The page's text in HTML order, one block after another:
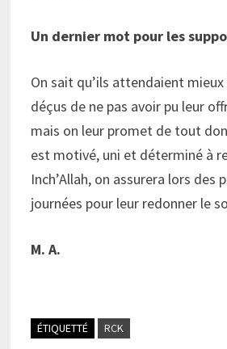
Un dernier mot pour les
On sait qu’ils attendaient
déçus de ne pas avoir pu leur
mais on leur promet de tout
est motivé, uni et déterminé à
Inch’Allah, on assurera lors des
journées pour leur redonner le
M. A.
ÉTIQUETTÉ RCK